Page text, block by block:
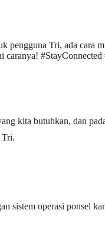
pengguna Tri, ada cara
caranya!
kita butuhkan, dan
Tri.
sistem operasi ponsel